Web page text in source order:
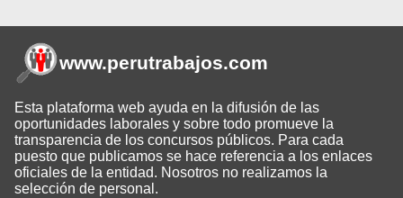
www.perutrabajos.com
Esta plataforma web ayuda en la difusión de las
oportunidades laborales y sobre todo promueve la
transparencia de los concursos públicos. Para cada
puesto que publicamos se hace referencia a los enlaces
oficiales de la entidad. Nosotros no realizamos la
selección de personal.